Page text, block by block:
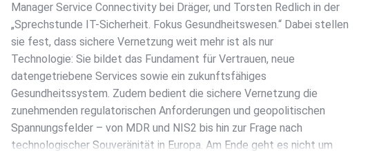
Manager Service Connectivity bei Dräger, und Torsten Redlich in der
„Sprechstunde IT-Sicherheit. Fokus Gesundheitswesen.“ Dabei stellen
sie fest, dass sichere Vernetzung weit mehr ist als nur
Technologie: Sie bildet das Fundament für Vertrauen, neue
datengetriebene Services sowie ein zukunftsfähiges
Gesundheitssystem. Zudem bedient die sichere Vernetzung die
zunehmenden regulatorischen Anforderungen und geopolitischen
Spannungsfelder – von MDR und NIS2 bis hin zur Frage nach
technologischer Souveränität in Europa. Am Ende geht es nicht um